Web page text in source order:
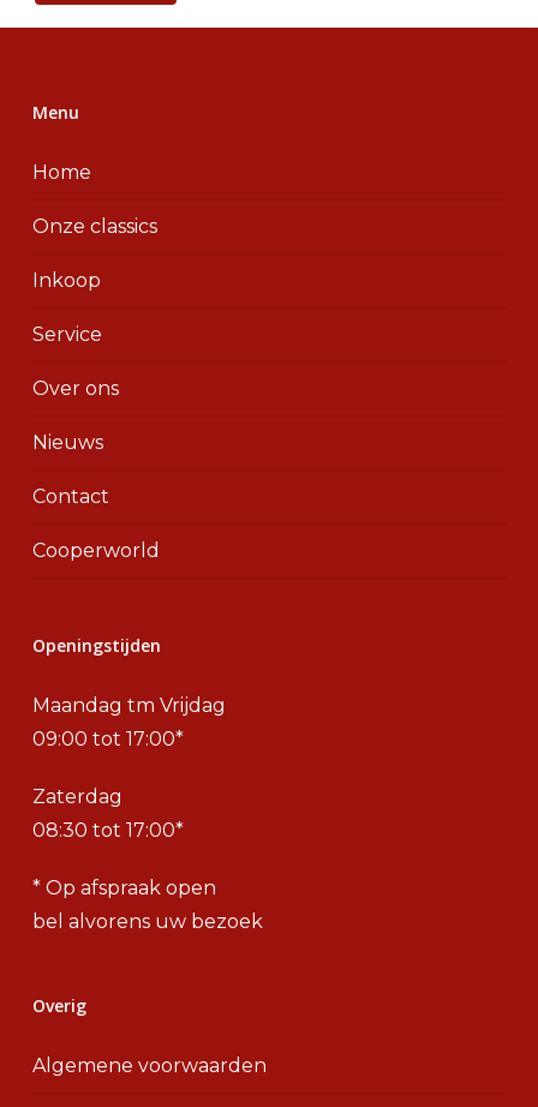
Menu
Home
Onze classics
Inkoop
Service
Over ons
Nieuws
Contact
Cooperworld
Openingstijden
Maandag tm Vrijdag
09:00 tot 17:00*
Zaterdag
08:30 tot 17:00*
* Op afspraak open
bel alvorens uw bezoek
Overig
Algemene voorwaarden